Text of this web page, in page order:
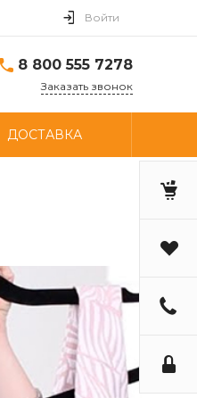
Войти
8 800 555 7278
Заказать звонок
ДОСТАВКА